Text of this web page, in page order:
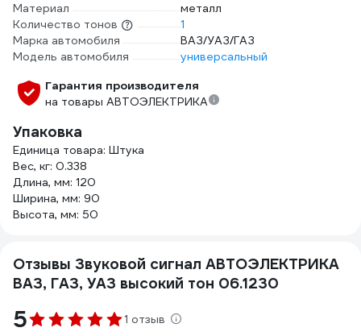
Материал
металл
Количество тонов
1
Марка автомобиля
ВАЗ/УАЗ/ГАЗ
Модель автомобиля
универсальный
Гарантия производителя
на товары АВТОЭЛЕКТРИКА
Упаковка
Единица товара: Штука
Вес, кг: 0.338
Длина, мм: 120
Ширина, мм: 90
Высота, мм: 50
Отзывы Звуковой сигнал АВТОЭЛЕКТРИКА
ВАЗ, ГАЗ, УАЗ высокий тон 06.1230
5 1 отзыв